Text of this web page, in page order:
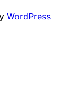
WordPress